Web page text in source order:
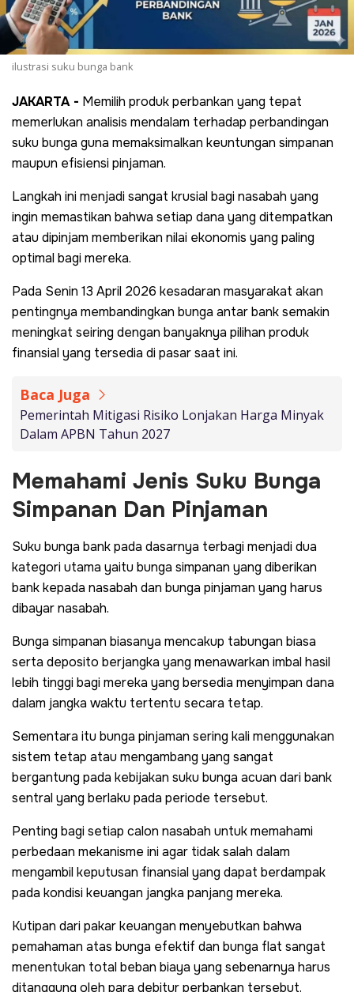
ilustrasi suku bunga bank
JAKARTA - Memilih produk perbankan yang tepat
memerlukan analisis mendalam terhadap perbandingan
suku bunga guna memaksimalkan keuntungan simpanan
maupun efisiensi pinjaman.
Langkah ini menjadi sangat krusial bagi nasabah yang
ingin memastikan bahwa setiap dana yang ditempatkan
atau dipinjam memberikan nilai ekonomis yang paling
optimal bagi mereka.
Pada Senin 13 April 2026 kesadaran masyarakat akan
pentingnya membandingkan bunga antar bank semakin
meningkat seiring dengan banyaknya pilihan produk
finansial yang tersedia di pasar saat ini.
Baca Juga
Pemerintah Mitigasi Risiko Lonjakan Harga Minyak
Dalam APBN Tahun 2027
Memahami Jenis Suku Bunga
Simpanan Dan Pinjaman
Suku bunga bank pada dasarnya terbagi menjadi dua
kategori utama yaitu bunga simpanan yang diberikan
bank kepada nasabah dan bunga pinjaman yang harus
dibayar nasabah.
Bunga simpanan biasanya mencakup tabungan biasa
serta deposito berjangka yang menawarkan imbal hasil
lebih tinggi bagi mereka yang bersedia menyimpan dana
dalam jangka waktu tertentu secara tetap.
Sementara itu bunga pinjaman sering kali menggunakan
sistem tetap atau mengambang yang sangat
bergantung pada kebijakan suku bunga acuan dari bank
sentral yang berlaku pada periode tersebut.
Penting bagi setiap calon nasabah untuk memahami
perbedaan mekanisme ini agar tidak salah dalam
mengambil keputusan finansial yang dapat berdampak
pada kondisi keuangan jangka panjang mereka.
Kutipan dari pakar keuangan menyebutkan bahwa
pemahaman atas bunga efektif dan bunga flat sangat
menentukan total beban biaya yang sebenarnya harus
ditanggung oleh para debitur perbankan tersebut.